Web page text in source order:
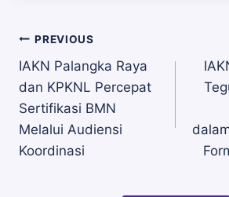
Navigasi
pos
PREVIOUS
IAKN Palangka Raya
dan KPKNL Percepat
Sertifikasi BMN
Melalui Audiensi
Koordinasi